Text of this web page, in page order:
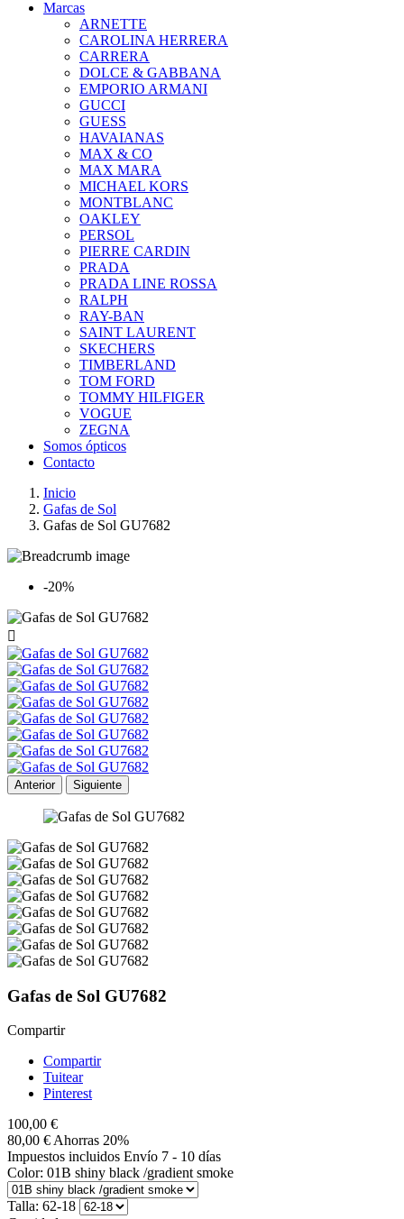
Marcas
ARNETTE
CAROLINA HERRERA
CARRERA
DOLCE & GABBANA
EMPORIO ARMANI
GUCCI
GUESS
HAVAIANAS
MAX & CO
MAX MARA
MICHAEL KORS
MONTBLANC
OAKLEY
PERSOL
PIERRE CARDIN
PRADA
PRADA LINE ROSSA
RALPH
RAY-BAN
SAINT LAURENT
SKECHERS
TIMBERLAND
TOM FORD
TOMMY HILFIGER
VOGUE
ZEGNA
Somos ópticos
Contacto
Inicio
Gafas de Sol
Gafas de Sol GU7682
-20%

Anterior Siguiente
Gafas de Sol GU7682
Compartir
Compartir
Tuitear
Pinterest
100,00 €
80,00 €Ahorras 20%
Impuestos incluidos Envío 7 - 10 días
Color: 01B shiny black /gradient smoke
Talla: 62-18